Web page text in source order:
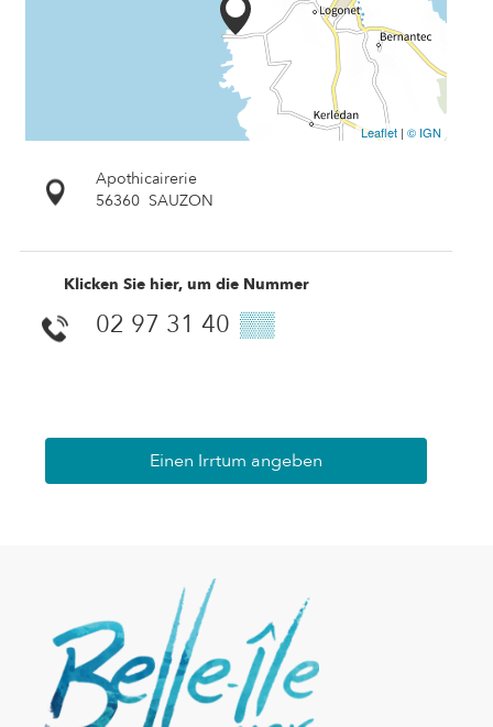
Leaflet | © IGN
Apothicairerie
56360 SAUZON
Klicken Sie hier, um die Nummer
02 97 31 40 ▒▒
Einen Irrtum angeben